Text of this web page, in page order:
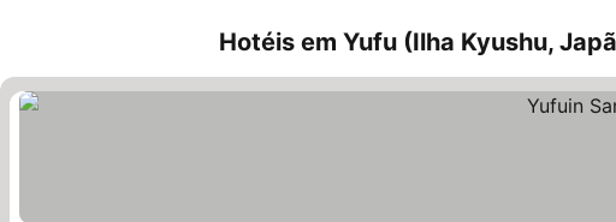
Hotéis em Yufu (Ilha Kyushu,